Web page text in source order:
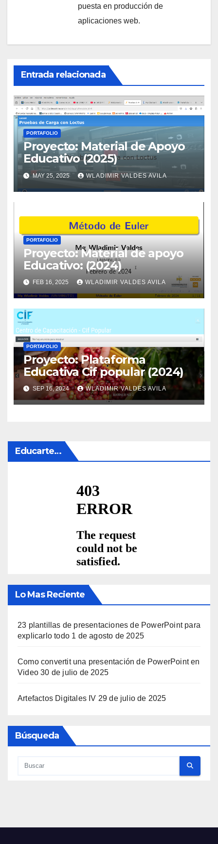
puesta en producción de
aplicaciones web.
Entrada relacionada
PORTAFOLIO
Proyecto: Material de Apoyo
Educativo (2025)
MAY 25, 2025 WLADIMIR VALDES AVILA
PORTAFOLIO
Proyecto: Material de apoyo
Educativo: (2024)
FEB 16, 2025 WLADIMIR VALDES AVILA
PORTAFOLIO
Proyecto: Plataforma
Educativa Cif popular (2024)
SEP 16, 2024 WLADIMIR VALDES AVILA
Educarte…
Lo Mas Reciente
23 plantillas de presentaciones de PowerPoint para
explicarlo todo 1 de agosto de 2025
Como convertit una presentación de PowerPoint en
Video 30 de julio de 2025
Artefactos Digitales IV 29 de julio de 2025
Búsqueda